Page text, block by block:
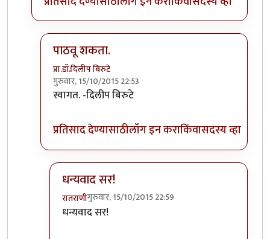
पाठवू शकता.
प्रा.डॉ.दिलीप बिरुटे
गुरुवार, 15/10/2015 22:53
In reply toखरंच एकच लेख पाठवता येऊ शकतो
स्वागत. -दिलीप बिरुटे
प्रतिसाद देण्यासाठीलॉग इन कराकिंवासदस्य व्हा
धन्यवाद सर!
रातराणीगुरुवार, 15/10/2015 22:59
In reply to
धन्यवाद सर!